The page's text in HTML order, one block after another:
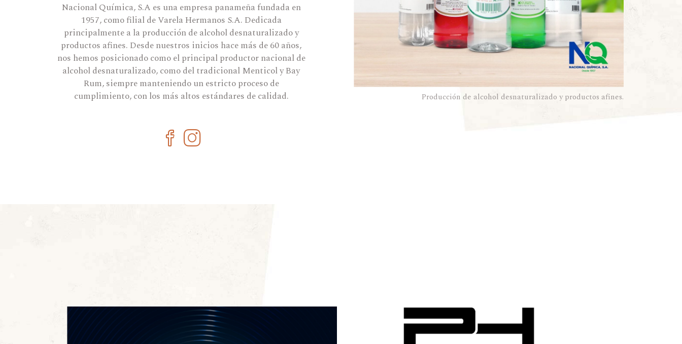
Nacional Química, S.A es una empresa panameña fundada en
1957, como filial de Varela Hermanos S.A. Dedicada
principalmente a la producción de alcohol desnaturalizado y
productos afines. Desde nuestros inicios hace más de 60 años,
nos hemos posicionado como el principal productor nacional de
alcohol desnaturalizado, como del tradicional Menticol y Bay
Rum, siempre manteniendo un estricto proceso de
cumplimiento, con los más altos estándares de calidad.
Producción de alcohol desnaturalizado y productos afines.